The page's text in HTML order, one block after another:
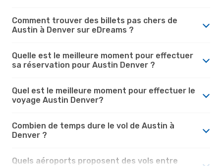
Comment trouver des billets pas chers de
Austin à Denver sur eDreams ?
Quelle est le meilleure moment pour effectuer
sa réservation pour Austin Denver ?
Quel est le meilleure moment pour effectuer le
voyage Austin Denver?
Combien de temps dure le vol de Austin à
Denver ?
Quels aéroports proposent des vols entre